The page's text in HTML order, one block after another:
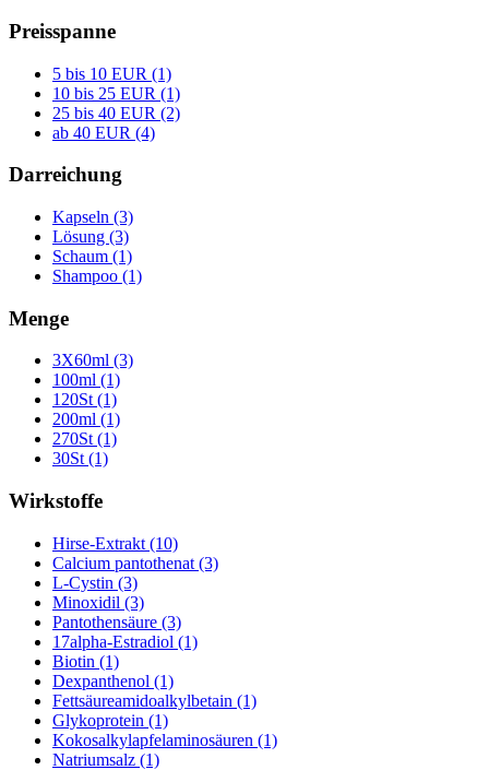
Preisspanne
5 bis 10 EUR (1)
10 bis 25 EUR (1)
25 bis 40 EUR (2)
ab 40 EUR (4)
Darreichung
Kapseln (3)
Lösung (3)
Schaum (1)
Shampoo (1)
Menge
3X60ml (3)
100ml (1)
120St (1)
200ml (1)
270St (1)
30St (1)
Wirkstoffe
Hirse-Extrakt (10)
Calcium pantothenat (3)
L-Cystin (3)
Minoxidil (3)
Pantothensäure (3)
17alpha-Estradiol (1)
Biotin (1)
Dexpanthenol (1)
Fettsäureamidoalkylbetain (1)
Glykoprotein (1)
Kokosalkylapfelaminosäuren (1)
Natriumsalz (1)